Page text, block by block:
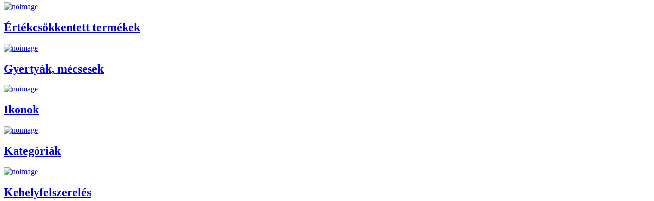
Értékcsökkentett termékek
Gyertyák, mécsesek
Ikonok
Kategóriák
Kehelyfelszerelés